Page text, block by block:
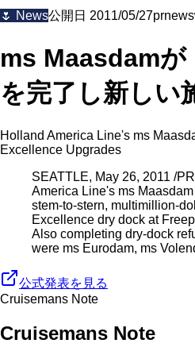
🌷 News公開日 2011/05/27
ms Maasdamが
を完了し新しい
Holland America Line's ms
Excellence Upgrades
SEATTLE, May 26, 2011 /
America Line's ms
stem-to-stern, multimillion-
Excellence dry dock at
Also completing dry-dock
were ms Eurodam, ms
公式発表を見る
Cruisemans Note
Cruisemans Note